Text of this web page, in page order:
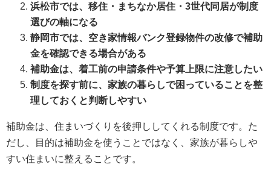
浜松市では、移住・まちなか居住・3世代同居が制度
選びの軸になる
静岡市では、空き家情報バンク登録物件の改修で補助
金を確認できる場合がある
補助金は、着工前の申請条件や予算上限に注意したい
制度を探す前に、家族の暮らしで困っていることを整
理しておくと判断しやすい
補助金は、住まいづくりを後押ししてくれる制度です。た
だし、目的は補助金を使うことではなく、家族が暮らしや
すい住まいに整えることです。